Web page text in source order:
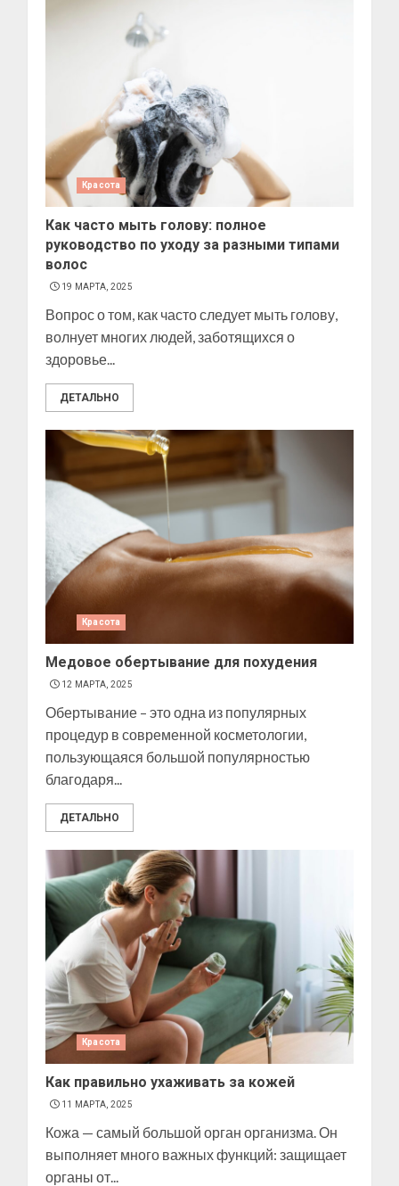
Красота
Как часто мыть голову: полное
руководство по уходу за разными типами
волос
19 МАРТА, 2025
Вопрос о том, как часто следует мыть голову,
волнует многих людей, заботящихся о
здоровье...
ДЕТАЛЬНО
Красота
Медовое обертывание для похудения
12 МАРТА, 2025
Обертывание – это одна из популярных
процедур в современной косметологии,
пользующаяся большой популярностью
благодаря...
ДЕТАЛЬНО
Красота
Как правильно ухаживать за кожей
11 МАРТА, 2025
Кожа — самый большой орган организма. Он
выполняет много важных функций: защищает
органы от...